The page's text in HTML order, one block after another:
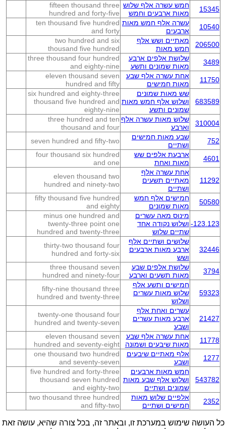
15345
חמש עשרה אלף שלוש
מאות ארבעים וחמש
fifteen thousand three
hundred and forty-five
10540
עשרה אלף חמש מאות
ארבעים
ten thousand five hundred
and forty
206500
מאתיים ושש אלף
חמש מאות
two hundred and six
thousand five hundred
3489
שלושת אלפים ארבע
מאות שמונים ותשע
three thousand four hundred
and eighty-nine
11750
אחת עשרה אלף שבע
מאות חמישים
eleven thousand seven
hundred and fifty
683589
שש מאות שמונים
ושלוש אלף חמש מאות
שמונים ותשע
six hundred and eighty-three
thousand five hundred and
eighty-nine
310004
שלוש מאות עשרה אלף
וארבע
three hundred and ten
thousand and four
752
שבע מאות חמישים
ושתיים
seven hundred and fifty-two
4601
ארבעת אלפים שש
מאות ואחת
four thousand six hundred
and one
11292
אחת עשרה אלף
מאתיים תשעים
ושתיים
eleven thousand two
hundred and ninety-two
50580
חמישים אלף חמש
מאות שמונים
fifty thousand five hundred
and eighty
-123.123
מינוס מאה עשרים
ושלוש נקודה אחד
שתיים שלוש
minus one hundred and
twenty-three point one
hundred and twenty-three
32446
שלושים ושתיים אלף
ארבע מאות ארבעים
ושש
thirty-two thousand four
hundred and forty-six
3794
שלושת אלפים שבע
מאות תשעים וארבע
three thousand seven
hundred and ninety-four
59323
חמישים ותשע אלף
שלוש מאות עשרים
ושלוש
fifty-nine thousand three
hundred and twenty-three
21427
עשרים ואחת אלף
ארבע מאות עשרים
ושבע
twenty-one thousand four
hundred and twenty-seven
11778
אחת עשרה אלף שבע
מאות שיבעים ושמונה
eleven thousand seven
hundred and seventy-eight
1277
אלף מאתיים שיבעים
ושבע
one thousand two hundred
and seventy-seven
543782
חמש מאות ארבעים
ושלוש אלף שבע מאות
שמונים ושתיים
five hundred and forty-three
thousand seven hundred
and eighty-two
2352
אלפיים שלוש מאות
חמישים ושתיים
two thousand three hundred
and fifty-two
כל העושה שימוש במערכת זו, ובאתר זה, בכל צורה שהיא, עושה זאת